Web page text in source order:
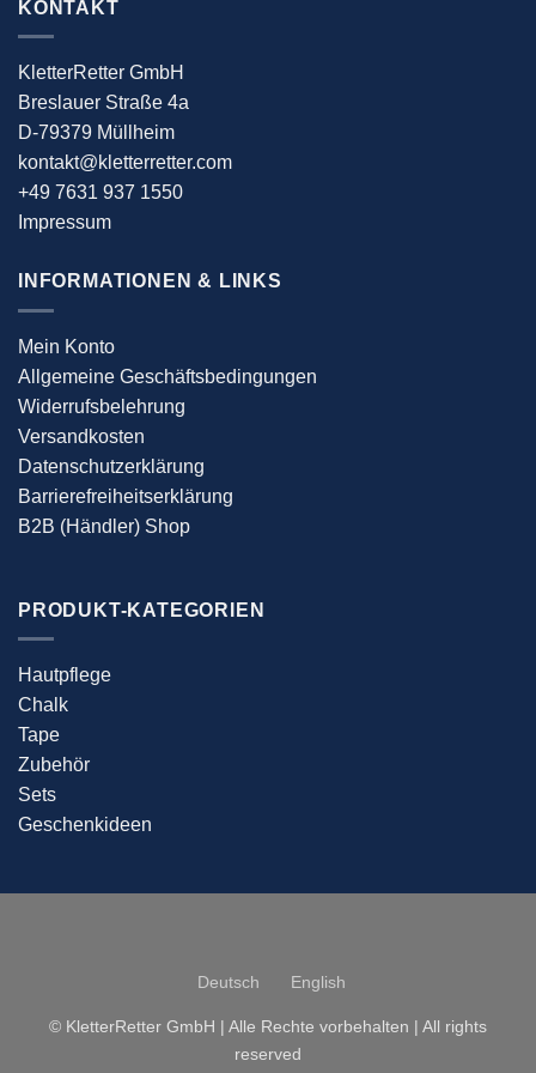
KONTAKT
KletterRetter GmbH
Breslauer Straße 4a
D-79379 Müllheim
kontakt@kletterretter.com
+49 7631 937 1550
Impressum
INFORMATIONEN & LINKS
Mein Konto
Allgemeine Geschäftsbedingungen
Widerrufsbelehrung
Versandkosten
Datenschutzerklärung
Barrierefreiheitserklärung
B2B (Händler) Shop
PRODUKT-KATEGORIEN
Hautpflege
Chalk
Tape
Zubehör
Sets
Geschenkideen
Deutsch English
© KletterRetter GmbH | Alle Rechte vorbehalten | All rights
reserved